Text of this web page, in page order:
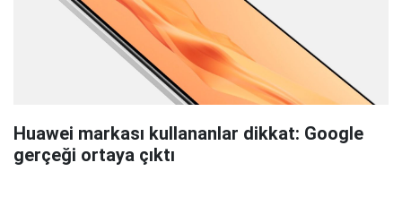
Huawei markası kullananlar dikkat: Google
gerçeği ortaya çıktı